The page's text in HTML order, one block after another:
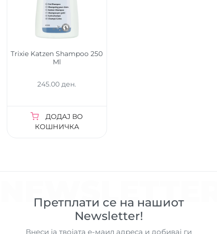
Trixie Katzen Shampoo 250
Ml
245.00 ден.
ДОДАЈ ВО
КОШНИЧКА
Претплати се на нашиот
Newsletter!
Внеси ја твојата е-маил адреса и добивај ги